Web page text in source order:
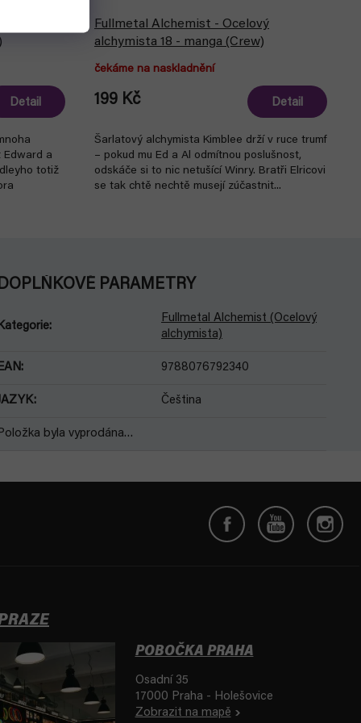
Detail
Edward a
totiž
Fullmetal Alchemist - Ocelový
alchymista 18 - manga (Crew)
čekáme na naskladnění
199 Kč Detail
Šarlatový alchymista Kimblee drží v ruce trumf
– pokud mu Ed a Al odmítnou poslušnost,
odskáče si to nic netušící Winry. Bratři Elricovi
se tak chtě nechtě musejí zúčastnit...
PARAMETRY
:
Fullmetal Alchemist (Ocelový
alchymista)
: 9788076792340
: Čeština
byla vyprodána…
POBOČKA PRAHA
Osadní 35
17000 Praha - Holešovice
Zobrazit na mapě